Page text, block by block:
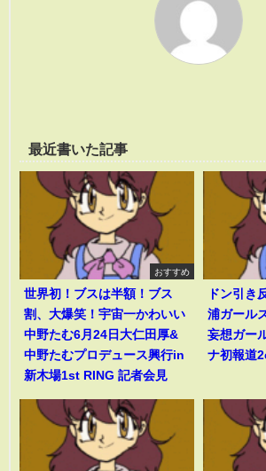
最近書いた記事
おすすめ
世界初！ブスは半額！ブス
割、大爆笑！宇宙一かわいい
中野たむ6月24日大仁田厚&
中野たむプロデュース興行in
新木場1st RING 記者会見
ドン引き
浦ガール
妄想ガー
ナ初報道